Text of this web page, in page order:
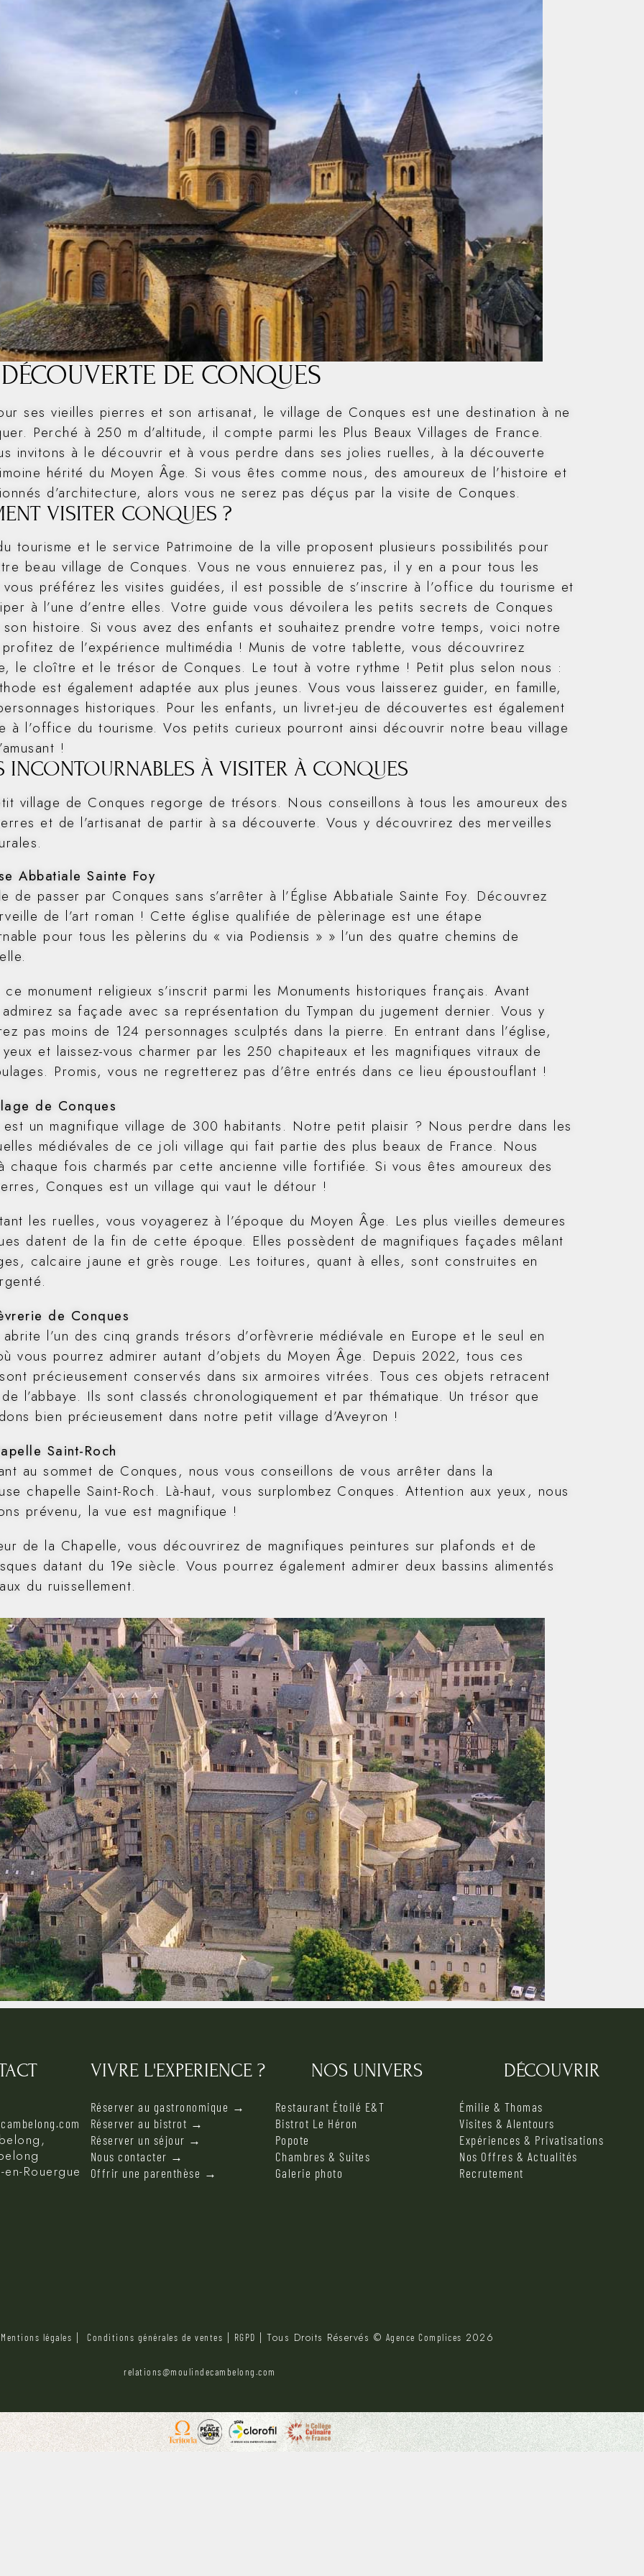
DE CONQUES
ses vieilles pierres et son artisanat, le village de Conques est une destination à ne
Perché à 250 m d’altitude, il compte parmi les Plus Beaux Villages de France.
invitons à le découvrir et à vous perdre dans ses jolies ruelles, à la découverte
hérité du Moyen Âge. Si vous êtes comme nous, des amoureux de l’histoire et
d’architecture, alors vous ne serez pas déçus par la visite de Conques.
VISITER CONQUES ?
tourisme et le service Patrimoine de la ville proposent plusieurs possibilités pour
beau village de Conques. Vous ne vous ennuierez pas, il y en a pour tous les
préférez les visites guidées, il est possible de s’inscrire à l’office du tourisme et
à l’une d’entre elles. Votre guide vous dévoilera les petits secrets de Conques
son histoire. Si vous avez des enfants et souhaitez prendre votre temps, voici notre
de l’expérience multimédia ! Munis de votre tablette, vous découvrirez
le cloître et le trésor de Conques. Le tout à votre rythme ! Petit plus selon nous :
est également adaptée aux plus jeunes. Vous vous laisserez guider, en famille,
historiques. Pour les enfants, un livret-jeu de découvertes est également
à l’office du tourisme. Vos petits curieux pourront ainsi découvrir notre beau village
!
INCONTOURNABLES À VISITER À CONQUES
village de Conques regorge de trésors. Nous conseillons à tous les amoureux des
et de l’artisanat de partir à sa découverte. Vous y découvrirez des merveilles
Abbatiale Sainte Foy
de passer par Conques sans s’arrêter à l’Église Abbatiale Sainte Foy. Découvrez
de l’art roman ! Cette église qualifiée de pèlerinage est une étape
pour tous les pèlerins du « via Podiensis » » l’un des quatre chemins de
ce monument religieux s’inscrit parmi les Monuments historiques français. Avant
admirez sa façade avec sa représentation du Tympan du jugement dernier. Vous y
pas moins de 124 personnages sculptés dans la pierre. En entrant dans l’église,
et laissez-vous charmer par les 250 chapiteaux et les magnifiques vitraux de
Promis, vous ne regretterez pas d’être entrés dans ce lieu époustouflant !
de Conques
est un magnifique village de 300 habitants. Notre petit plaisir ? Nous perdre dans les
médiévales de ce joli village qui fait partie des plus beaux de France. Nous
chaque fois charmés par cette ancienne ville fortifiée. Si vous êtes amoureux des
Conques est un village qui vaut le détour !
les ruelles, vous voyagerez à l’époque du Moyen Âge. Les plus vieilles demeures
datent de la fin de cette époque. Elles possèdent de magnifiques façades mêlant
calcaire jaune et grès rouge. Les toitures, quant à elles, sont construites en
de Conques
abrite l’un des cinq grands trésors d’orfèvrerie médiévale en Europe et le seul en
vous pourrez admirer autant d’objets du Moyen Âge. Depuis 2022, tous ces
précieusement conservés dans six armoires vitrées. Tous ces objets retracent
l’abbaye. Ils sont classés chronologiquement et par thématique. Un trésor que
bien précieusement dans notre petit village d’Aveyron !
Saint-Roch
au sommet de Conques, nous vous conseillons de vous arrêter dans la
chapelle Saint-Roch. Là-haut, vous surplombez Conques. Attention aux yeux, nous
prévenu, la vue est magnifique !
de la Chapelle, vous découvrirez de magnifiques peintures sur plafonds et de
datant du 19e siècle. Vous pourrez également admirer deux bassins alimentés
du ruissellement.
Rouergue
VIVRE L'EXPERIENCE ?
Réserver au gastronomique →
Réserver au bistrot →
Réserver un séjour →
Nous contacter →
Offrir une parenthèse →
NOS UNIVERS
Restaurant Étoilé E&T
Bistrot Le Héron
Popote
Chambres & Suites
Galerie photo
DÉCOUVRIR
Émilie & Thomas
Visites & Alentours
Expériences & Privatisations
Nos Offres & Actualités
Recrutement
Mentions légales |Conditions générales de ventes RGPD | Tous Droits Réservés © Agence Complices 2026
relations@moulindecambelong.com